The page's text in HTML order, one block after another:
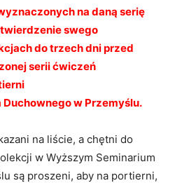
na daną serię
swego
do trzech dni przed
serii ćwiczeń
w Przemyślu.
na liście, a chętni do
w Wyższym Seminarium
są proszeni, aby na portierni,